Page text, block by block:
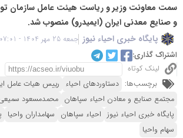
سمت معاونت وزیر و ریاست هیئت عامل سازمان
و صنایع معدنی ایران (ایمیدرو) منصوب شد.
پایگاه خبری احیاء نیوز جمعه 25 مهر 1404 - 07:01
اشتراک گذاری:
لینک کوتاه
برچسب‌ها: دستاوردهای احیاء رییس هیات عامل
مجتمع صنایع و معادن احیاء سپاهان محمدمسعود سمیعی
پایگاه خبری احیاء نیوز احیاء سپاهان سهامداران واحیا
سهام واحیا